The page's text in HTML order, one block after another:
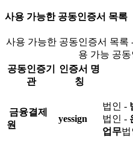
사용 가능한 공동인증서 목록
사용 가능한 공동인증서 목록
용 가능 공
공동인증기
관
인증서 명
칭
금융결제
원
yessign
법인 -
법인 -
업무